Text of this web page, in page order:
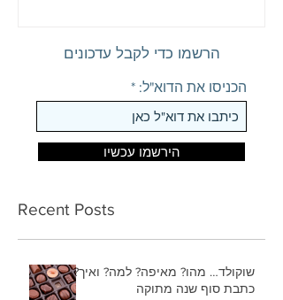
הרשמו כדי לקבל עדכונים
הכניסו את הדוא"ל:
הירשמו עכשיו
Recent Posts
שוקולד… מהו? מאיפה? למה? ואיך?
כתבת סוף שנה מתוקה